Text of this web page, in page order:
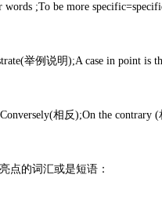
;To be more
举例说明);A case in point is
相反);On the contrary (
的词汇或是短语：